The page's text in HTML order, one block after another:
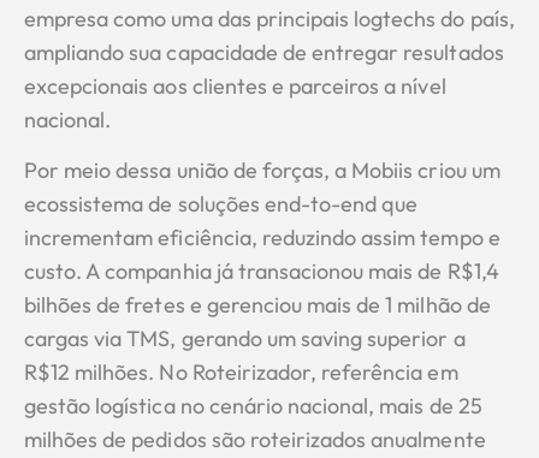
empresa como uma das principais logtechs do país,
ampliando sua capacidade de entregar resultados
excepcionais aos clientes e parceiros a nível
nacional.
Por meio dessa união de forças, a Mobiis criou um
ecossistema de soluções end-to-end que
incrementam eficiência, reduzindo assim tempo e
custo. A companhia já transacionou mais de R$1,4
bilhões de fretes e gerenciou mais de 1 milhão de
cargas via TMS, gerando um saving superior a
R$12 milhões. No Roteirizador, referência em
gestão logística no cenário nacional, mais de 25
milhões de pedidos são roteirizados anualmente